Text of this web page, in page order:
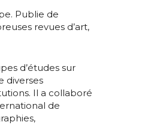
Publie de
revues d’art,
d’études sur
diverses
Il a collaboré
de